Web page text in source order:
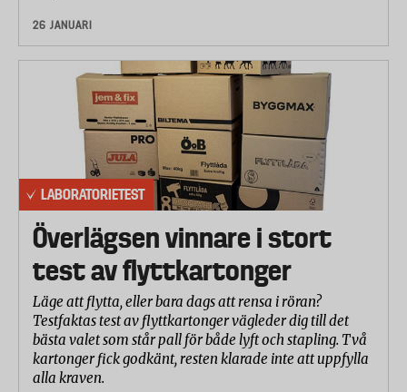
26 JANUARI
LABORATORIETEST
Överlägsen vinnare i stort
test av flyttkartonger
Läge att flytta, eller bara dags att rensa i röran?
Testfaktas test av flyttkartonger vägleder dig till det
bästa valet som står pall för både lyft och stapling. Två
kartonger fick godkänt, resten klarade inte att uppfylla
alla kraven.